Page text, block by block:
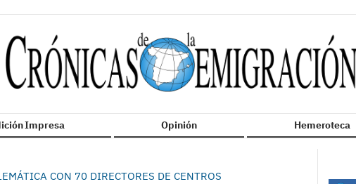
Impresa Opinión Hemeroteca
CON 70 DIRECTORES DE CENTROS